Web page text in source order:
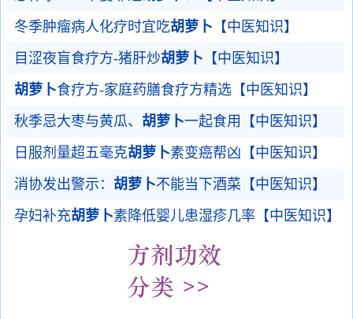
冬季肿瘤病人化疗时宜吃胡萝卜 【中医知识】
目涩夜盲食疗方-猪肝炒胡萝卜 【中医知识】
胡萝卜食疗方-家庭药膳食疗方精选【中医知识】
秋季忌大枣与黄瓜、 胡萝卜一起食用【中医知识】
日服剂量超五毫克胡萝卜素变癌帮凶【中医知识】
消协发出警示： 胡萝卜不能当下酒菜【中医知识】
孕妇补充胡萝卜素降低婴儿患湿疹几率【中医知识】